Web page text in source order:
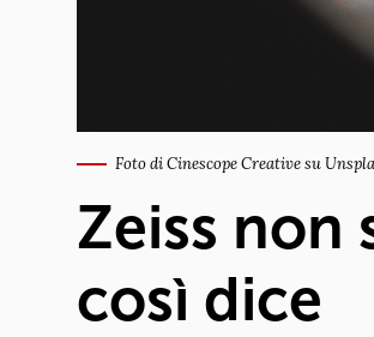
Foto di Cinescope Creative su
Zeiss non
così dice